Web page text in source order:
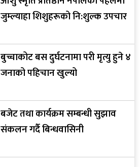
जुम्ल्याहा शिशुहरूको नि:शुल्क उपचार
बुच्चाकोट बस दुर्घटनामा परी मृत्यु हुने ४
जनाको पहिचान खुल्यो
बजेट तथा कार्यक्रम सम्बन्धी सुझाव
संकलन गर्दै बिन्धवासिनी